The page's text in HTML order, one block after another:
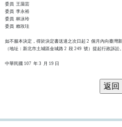
委員  王藹芸
委員  李永裕
委員  林泳玲
委員  賴玫珪
如不服本決定，得於決定書送達之次日起 2  個月內向臺灣
（地址：新北市土城區金城路 2  段 249  號）提起行政訴訟。